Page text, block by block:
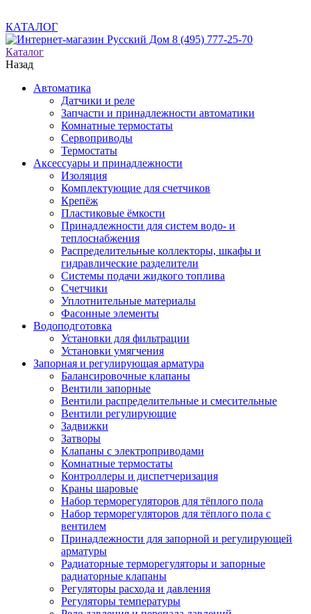
КАТАЛОГ
8 (495) 777-25-70
Каталог
Назад
Автоматика
Датчики и реле
Запчасти и принадлежности автоматики
Комнатные термостаты
Сервоприводы
Термостаты
Аксессуары и принадлежности
Изоляция
Комплектующие для счетчиков
Крепёж
Пластиковые ёмкости
Принадлежности для систем водо- и
теплоснабжения
Распределительные коллекторы, шкафы и
гидравлические разделители
Системы подачи жидкого топлива
Счетчики
Уплотнительные материалы
Фасонные элементы
Водоподготовка
Установки для фильтрации
Установки умягчения
Запорная и регулирующая арматура
Балансировочные клапаны
Вентили запорные
Вентили распределительные и смесительные
Вентили регулирующие
Задвижки
Затворы
Клапаны с электроприводами
Комнатные термостаты
Контроллеры и диспетчеризация
Краны шаровые
Набор терморегуляторов для тёплого пола
Набор терморегуляторов для тёплого пола с
вентилем
Принадлежности для запорной и регулирующей
арматуры
Радиаторные терморегуляторы и запорные
радиаторные клапаны
Регуляторы расхода и давления
Регуляторы температуры